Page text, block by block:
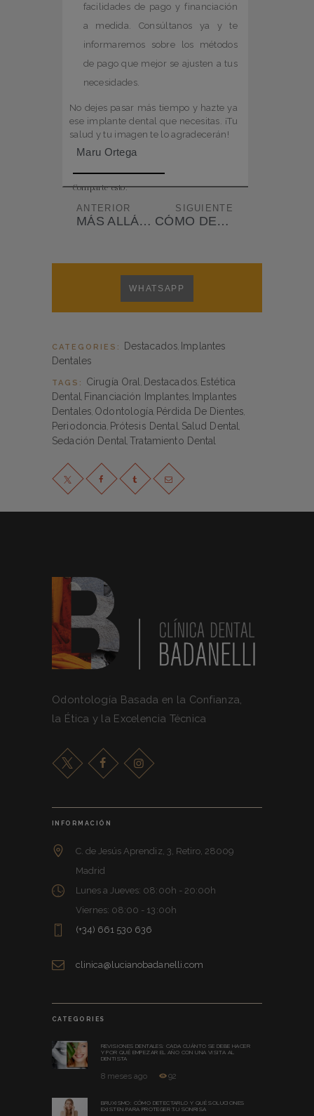
facilidades de pago y financiación
a medida. Consúltanos ya y te
informaremos sobre los métodos
de pago que mejor se ajusten a tus
necesidades.
No dejes pasar más tiempo y hazte ya
ese implante dental que necesitas. ¡Tu
salud y tu imagen te lo agradecerán!
Maru Ortega
Comparte esto:
ANTERIOR
MÁS ALLÁ DE LOS DIENTES: LA ESTÉTICA DE LA ENCÍA, CLAVE PARA MEJORAR EL ASPECTO DE TU SONRISA
SIGUIENTE
CÓMO DETECTAR ENFERMEDADES DE LAS ENCÍAS I: GINGIVITIS
WHATSAPP
CATEGORIES: Destacados,
Implantes
Dentales
TAGS: Cirugía Oral Destacados Estética
Dental
Financiación Implantes Implantes
Dentales Odontología Pérdida De Dientes
Periodoncia Prótesis Dental Salud Dental
Sedación Dental Tratamiento Dental
Odontología Basada en la Confianza,
la Ética y la Excelencia Técnica
INFORMACIÓN
C. de Jesús Aprendiz, 3, Retiro, 28009
Madrid
Lunes a Jueves: 08:00h - 20:00h
Viernes: 08:00 - 13:00h
(+34) 661 530 636
clinica@lucianobadanelli.com
CATEGORIES
REVISIONES DENTALES: CADA CUÁNTO SE DEBE HACER
Y POR QUÉ EMPEZAR EL AÑO CON UNA VISITA AL
DENTISTA
8 meses ago 92
BRUXISMO: CÓMO DETECTARLO Y QUÉ SOLUCIONES
EXISTEN PARA PROTEGER TU SONRISA